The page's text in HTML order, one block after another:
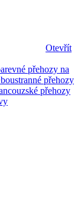
Otevřít
přehozy na
přehozy
přehozy